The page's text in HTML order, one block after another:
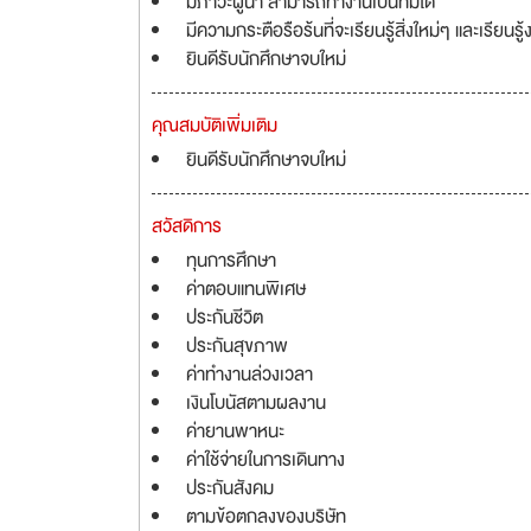
มีความกระตือรือร้นที่จะเรียนรู้สิ่งใหม่ๆ และเรียนรู้
ยินดีรับนักศึกษาจบใหม่
คุณสมบัติเพิ่มเติม
ยินดีรับนักศึกษาจบใหม่
สวัสดิการ
ทุนการศึกษา
ค่าตอบแทนพิเศษ
ประกันชีวิต
ประกันสุขภาพ
ค่าทำงานล่วงเวลา
เงินโบนัสตามผลงาน
ค่ายานพาหนะ
ค่าใช้จ่ายในการเดินทาง
ประกันสังคม
ตามข้อตกลงของบริษัท